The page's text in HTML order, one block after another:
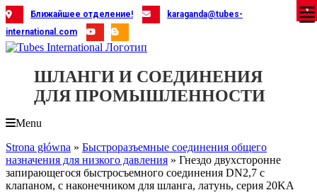
Skip
to
content
Ближайшее отделение!
karaganda@tubes-
international.com
ШЛАНГИ И СОЕДИНЕНИЯ
ДЛЯ ПРОМЫШЛЕННОСТИ
Menu
Strona główna » Быстроразъемные соединения общего
назначения для низкого давления » Гнездо двухсторонне
запирающегося быстросъемного соединения DN2,7 с
клапаном, с наконечником для шланга, латунь, серия 20KA
X
X
X
X
X
X
X
X
X
X
X
X
X
X
X
X
X
X
X